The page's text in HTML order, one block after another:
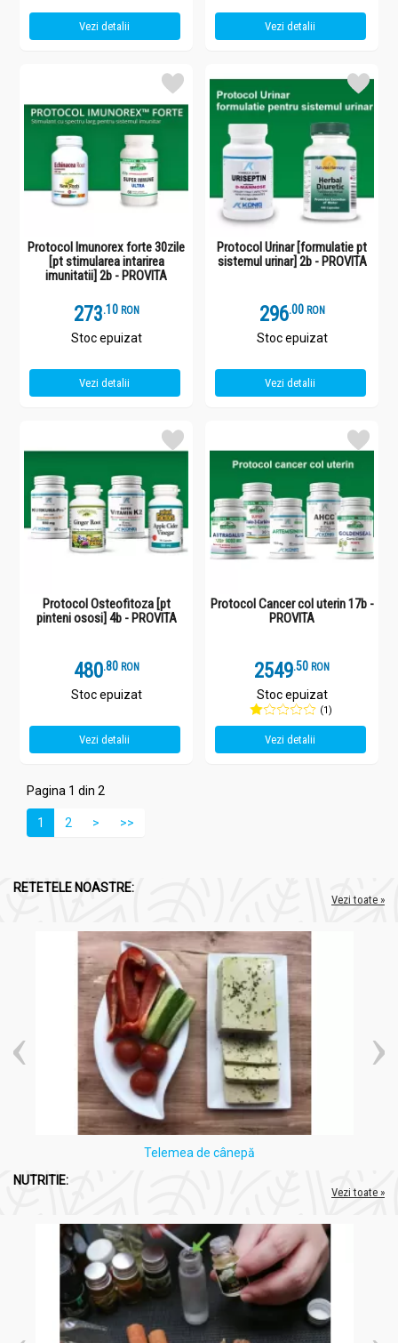
Vezi detalii Vezi detalii
Protocol Imunorex forte 30zile
[pt stimularea intarirea
imunitatii] 2b - PROVITA
273.1 RON
Stoc epuizat
Vezi detalii
Protocol Urinar [formulatie pt
sistemul urinar] 2b - PROVITA
296.0 RON
Stoc epuizat
Vezi detalii
Protocol Osteofitoza [pt
pinteni ososi] 4b - PROVITA
480.8 RON
Stoc epuizat
Vezi detalii
Protocol Cancer col uterin 17b -
PROVITA
2549.5 RON
Stoc epuizat
(1)
Vezi detalii
Pagina 1 din 2
1 2 > >>
RETETELE NOASTRE:
Vezi toate »
Telemea de cânepă
NUTRITIE:
Vezi toate »